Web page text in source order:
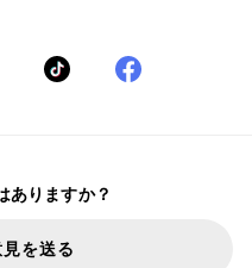
ありますか？
を送る